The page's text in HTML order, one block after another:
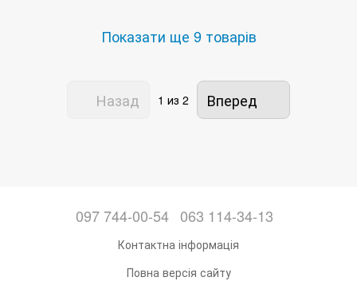
Показати ще 9 товарів
Назад 1 из 2 Вперед
097 744-00-54 063 114-34-13
Контактна інформація
Повна версія сайту